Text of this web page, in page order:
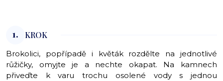
1. KROK
Brokolici, popřípadě i květák rozdělte na jednotlivé
růžičky, omyjte je a nechte okapat. Na kamnech
přiveďte k varu trochu osolené vody s jednou